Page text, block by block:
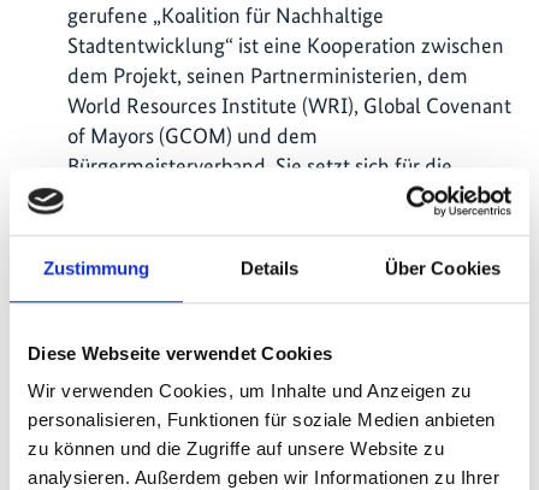
Zustimmung Details Über Cookies
Diese Webseite verwendet Cookies
Wir verwenden Cookies, um Inhalte und Anzeigen zu
personalisieren, Funktionen für soziale Medien anbieten
zu können und die Zugriffe auf unsere Website zu
analysieren. Außerdem geben wir Informationen zu Ihrer
gerufene „Koalition für Nachhaltige
Stadtentwicklung“ ist eine Kooperation zwischen
dem Projekt, seinen Partnerministerien, dem
World Resources Institute (WRI), Global Covenant
of Mayors (GCOM) und dem
Bürgermeisterverband. Sie setzt sich für die
nachhaltige Entwicklung im Amazonasgebiet ein
Koalition ist Teil eines regionalen Netzwerks der
Amazonasstädte und wächst stetig mit neuen
Treffen, um lokale Anliegen zu sammeln und
einzubringen. 2025 erarbeiteten sie eine urbane
Agenda für die Region, u.a. in Vorbereitung auf die
COP30.